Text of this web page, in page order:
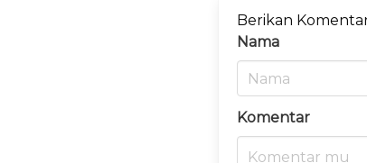
Berikan
Nama
Komentar